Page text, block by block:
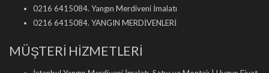
0216 6415084. Yangın Merdiveni İmalatı
0216 6415084. YANGIN MERDİVENLERİ
MÜŞTERİ HİZMETLERİ